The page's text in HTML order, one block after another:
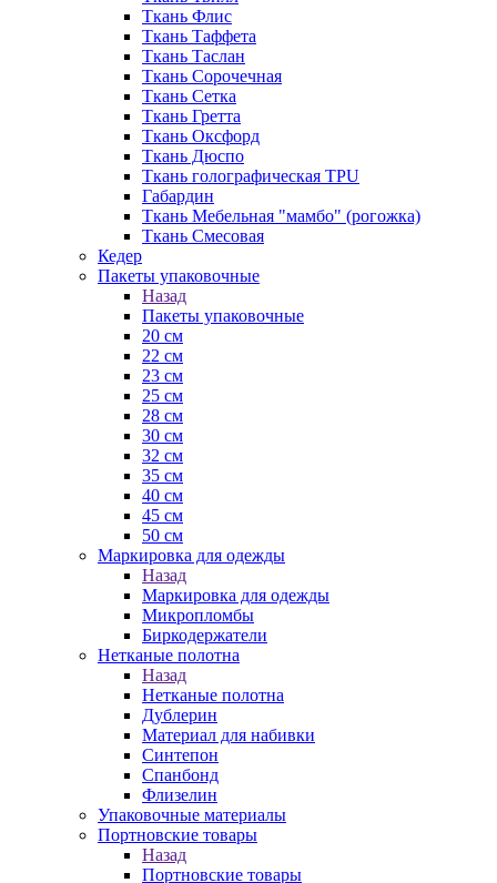
Ткань Флис
Ткань Таффета
Ткань Таслан
Ткань Сорочечная
Ткань Сетка
Ткань Гретта
Ткань Оксфорд
Ткань Дюспо
Ткань голографическая TPU
Габардин
Ткань Мебельная "мамбо" (рогожка)
Ткань Смесовая
Кедер
Пакеты упаковочные
Назад
Пакеты упаковочные
20 см
22 см
23 см
25 см
28 см
30 см
32 см
35 см
40 см
45 см
50 см
Маркировка для одежды
Назад
Маркировка для одежды
Микропломбы
Биркодержатели
Нетканые полотна
Назад
Нетканые полотна
Дублерин
Материал для набивки
Синтепон
Спанбонд
Флизелин
Упаковочные материалы
Портновские товары
Назад
Портновские товары